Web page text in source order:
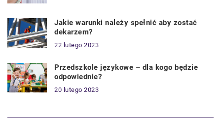
Jakie warunki należy spełnić aby zostać
dekarzem?
22 lutego 2023
Przedszkole językowe – dla kogo będzie
odpowiednie?
20 lutego 2023